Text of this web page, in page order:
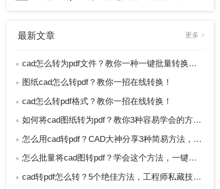
最新文章 更多 >
● cad怎么转为pdf文件？教你一种一键批量转换的方法！
● 图纸cad怎么转pdf？教你一招在线转换！
● cad怎么转pdf格式？教你一招在线转换！
● 如何将cad图纸转为pdf？教你3种容易学会的方法!
● 怎么用cad转pdf？CAD大神分享3种简易方法，一键搞定！
● 怎么批量将cad图转pdf？学会这个方法，一键批量转换！
● cad转pdf怎么转？5个绝佳方法，工程师私藏技巧公开！